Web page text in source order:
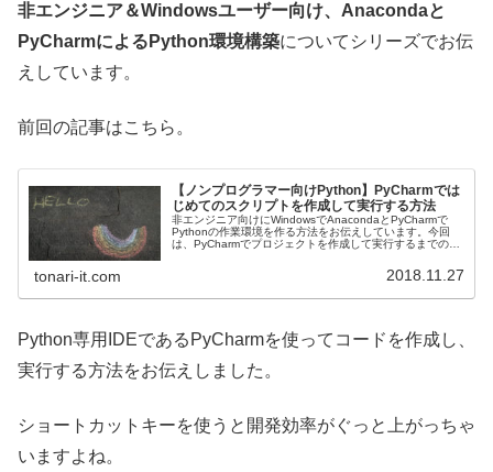
非エンジニア＆Windowsユーザー向け、Anacondaと
PyCharmによるPython環境構築についてシリーズでお伝
えしています。
前回の記事はこちら。
【ノンプログラマー向けPython】PyCharmでは
じめてのスクリプトを作成して実行する方法
非エンジニア向けにWindowsでAnacondaとPyCharmで
Pythonの作業環境を作る方法をお伝えしています。今回
は、PyCharmでプロジェクトを作成して実行するまでの一
tonari-it.com 2018.11.27
Python専用IDEであるPyCharmを使ってコードを作成し、
実行する方法をお伝えしました。
ショートカットキーを使うと開発効率がぐっと上がっちゃ
いますよね。